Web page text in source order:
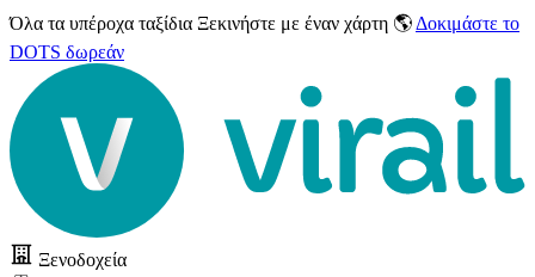
Όλα τα υπέροχα ταξίδια Ξεκινήστε με έναν χάρτη 🌎 Δοκιμάστε το
DOTS δωρεάν
Ξενοδοχεία